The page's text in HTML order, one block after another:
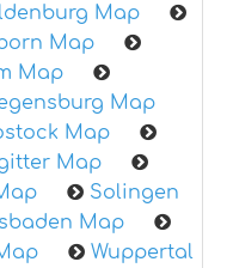
Map
Map
Map
Map
Map
Map
Solingen
Map
Wuppertal